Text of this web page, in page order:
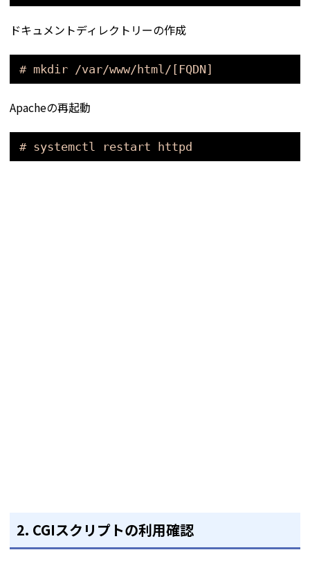
ドキュメントディレクトリーの作成
# mkdir /var/www/html/[FQDN]
Apacheの再起動
# systemctl restart httpd
2. CGIスクリプトの利用確認